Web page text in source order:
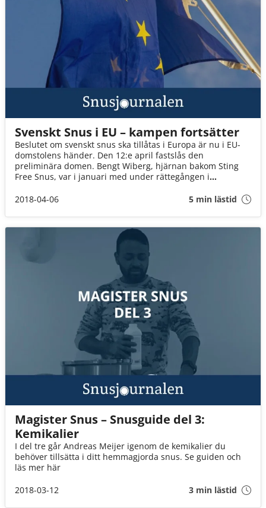
Svenskt Snus i EU – kampen fortsätter
Beslutet om svenskt snus ska tillåtas i Europa är nu i EU-
domstolens händer. Den 12:e april fastslås den
preliminära domen. Bengt Wiberg, hjärnan bakom Sting
Free Snus, var i januari med under rättegången i
2018-04-06
5 min lästid
Magister Snus – Snusguide del 3:
Kemikalier
I del tre går Andreas Meijer igenom de kemikalier du
behöver tillsätta i ditt hemmagjorda snus. Se guiden och
läs mer här
2018-03-12
3 min lästid